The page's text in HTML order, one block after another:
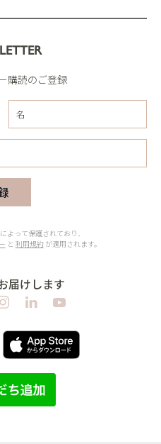
購読のご登録
よって保護されており、
と 利用規約が適用されます。
届けします